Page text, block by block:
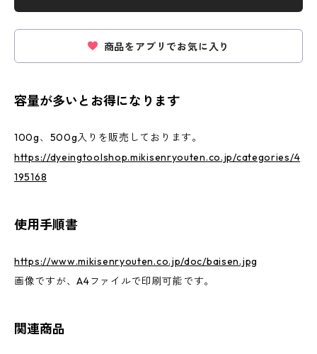
商品をアプリでお気に入り
容量が多いとお得になります
100g、500g入りを販売しております。
https://dyeingtoolshop.mikisenryouten.co.jp/categories/4
195168
使用手順書
https://www.mikisenryouten.co.jp/doc/baisen.jpg
画像ですが、A4ファイルで印刷可能です。
関連商品